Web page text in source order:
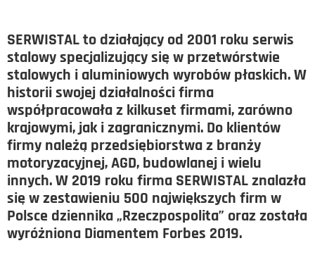
SERWISTAL to działający od 2001 roku serwis
stalowy specjalizujący się w przetwórstwie
stalowych i aluminiowych wyrobów płaskich. W
historii swojej działalności firma
współpracowała z kilkuset firmami, zarówno
krajowymi, jak i zagranicznymi. Do klientów
firmy należą przedsiębiorstwa z branży
motoryzacyjnej, AGD, budowlanej i wielu
innych. W 2019 roku firma SERWISTAL znalazła
się w zestawieniu 500 największych firm w
Polsce dziennika „Rzeczpospolita” oraz została
wyróżniona Diamentem Forbes 2019.